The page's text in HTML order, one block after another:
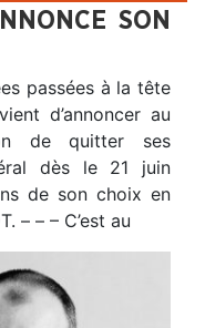
SON
passées à la tête
d’annoncer au
de quitter ses
dès le 21 juin
de son choix en
– – – C’est au